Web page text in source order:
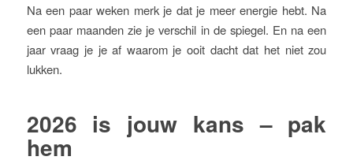
Na een paar weken merk je dat je meer energie hebt. Na
een paar maanden zie je verschil in de spiegel. En na een
jaar vraag je je af waarom je ooit dacht dat het niet zou
lukken.
2026 is jouw kans – pak
hem